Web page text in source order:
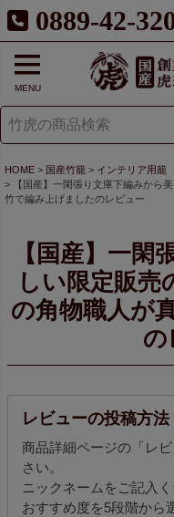
0889-42-
MENU
HOME 国産竹籠
インテリア用籠
【国産】一閑張り文庫下編みから
竹で編み上げましたのレビュー
【国産】一閑
しい限定販売
の角物職人が
の
レビューの投稿方法
商品詳細ページの「レ
さい。
ニックネームをご記入く
おすすめ度を5段階から